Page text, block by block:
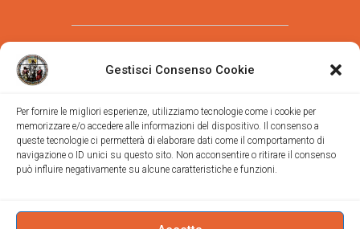
Gestisci Consenso Cookie
Per fornire le migliori esperienze, utilizziamo tecnologie come i cookie per
memorizzare e/o accedere alle informazioni del dispositivo. Il consenso a
queste tecnologie ci permetterà di elaborare dati come il comportamento di
navigazione o ID unici su questo sito. Non acconsentire o ritirare il consenso
può influire negativamente su alcune caratteristiche e funzioni.
Parrocchia san Vincenzo de' Paoli-Diocesi
di Trieste
via Vittorino da Feltre, 11 (chiesa)
Trieste